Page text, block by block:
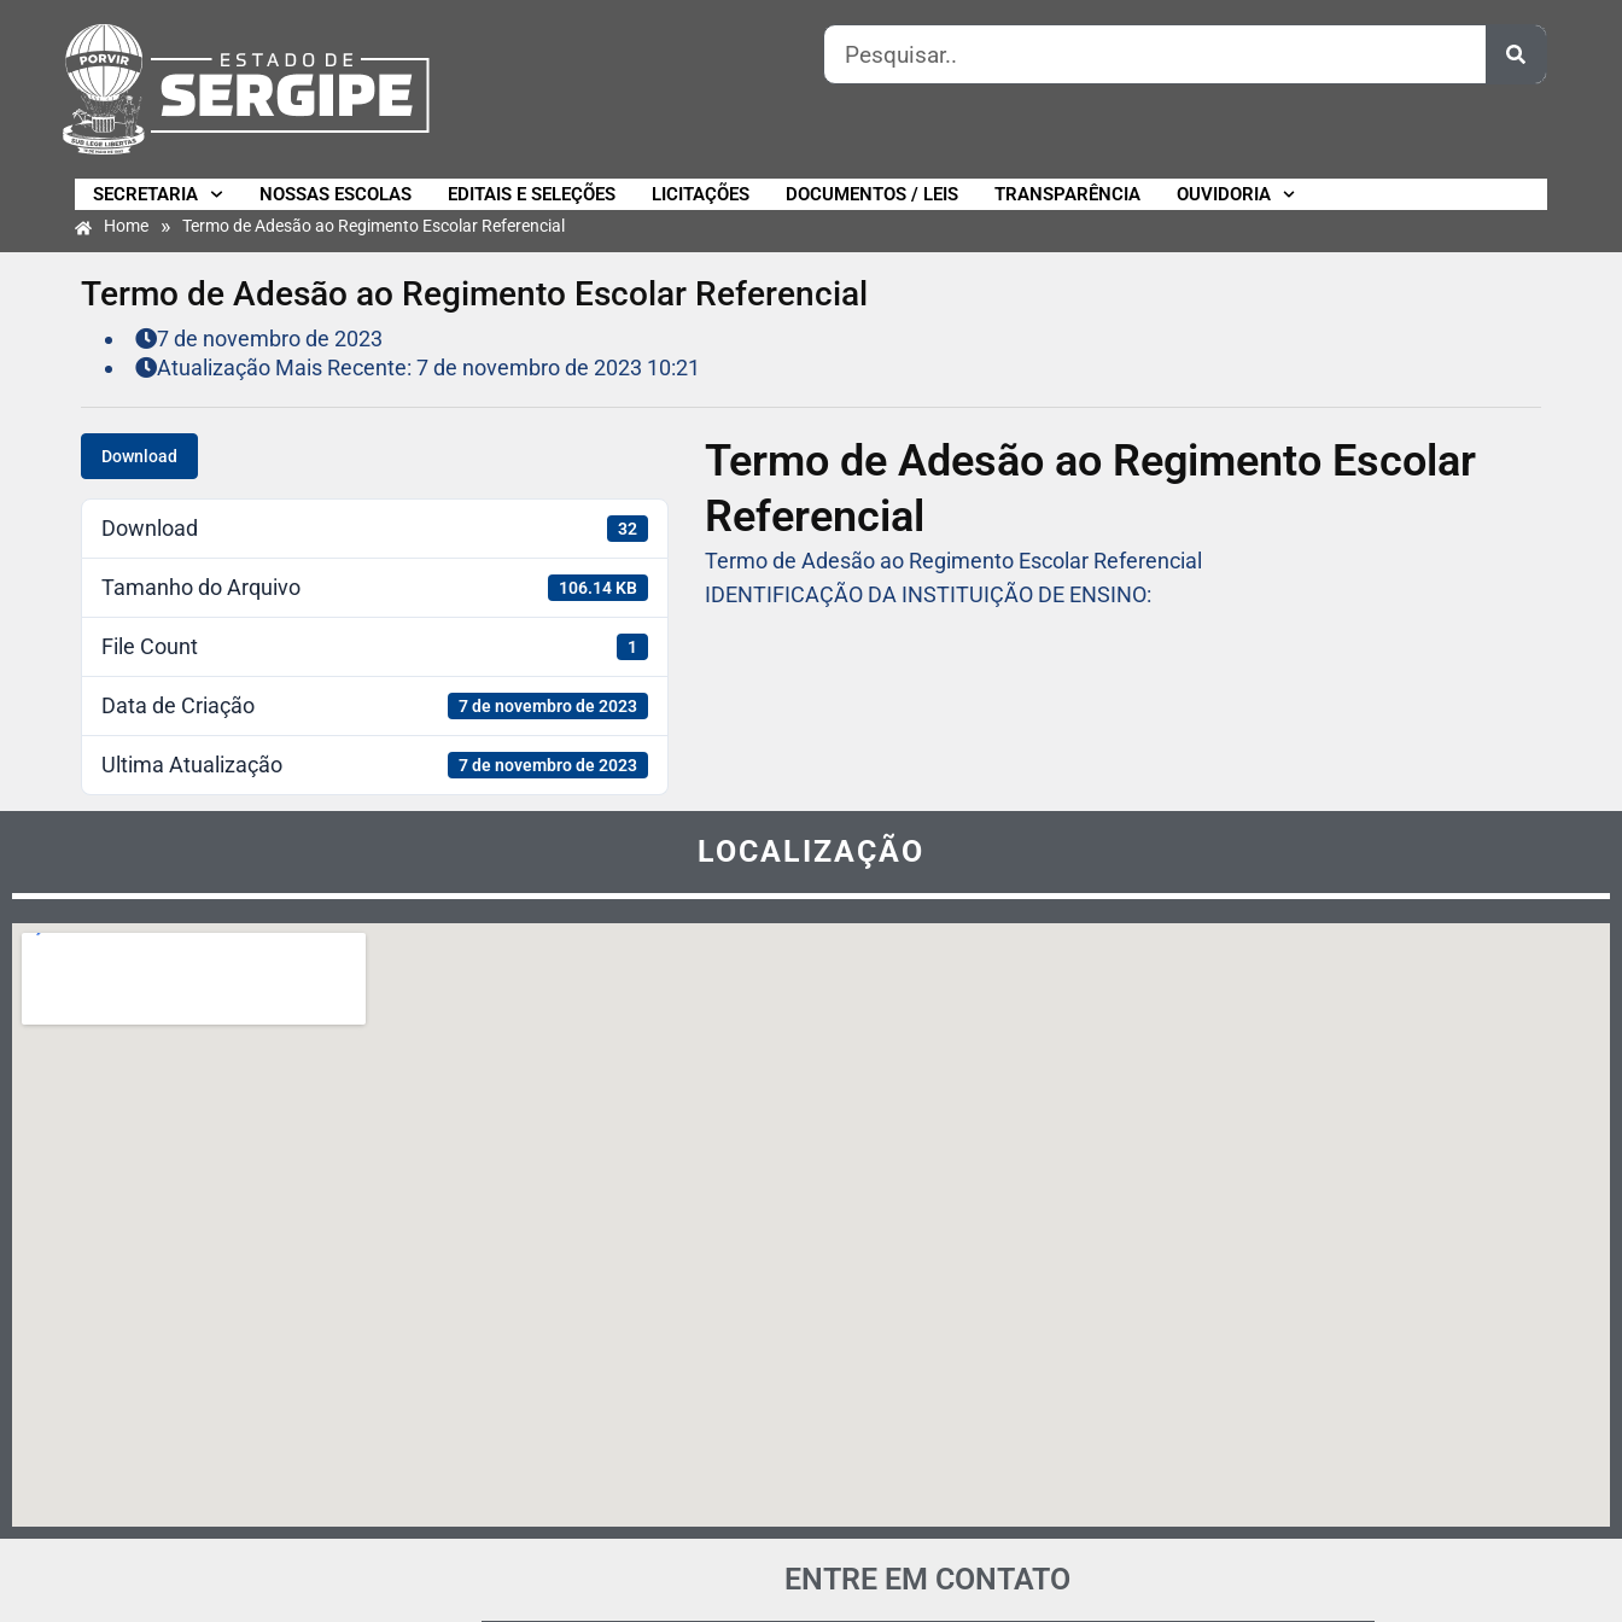
SECRETARIA NOSSAS ESCOLAS EDITAIS E SELEÇÕES LICITAÇÕES DOCUMENTOS / LEIS TRANSPARÊNCIA OUVIDORIA
Home » Termo de Adesão ao Regimento Escolar Referencial
Termo de Adesão ao Regimento Escolar Referencial
7 de novembro de 2023
Atualização Mais Recente: 7 de novembro de 2023 10:21
Download
Download 32
Tamanho do Arquivo 106.14 KB
File Count 1
Data de Criação 7 de novembro de 2023
Ultima Atualização 7 de novembro de 2023
Termo de Adesão ao Regimento Escolar
Referencial
Termo de Adesão ao Regimento Escolar Referencial
IDENTIFICAÇÃO DA INSTITUIÇÃO DE ENSINO:
LOCALIZAÇÃO
ENTRE EM CONTATO